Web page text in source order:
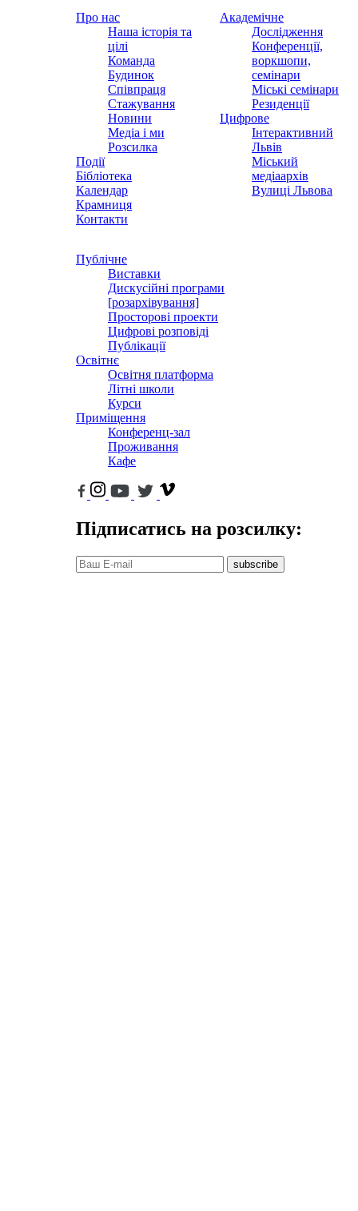
Про нас
Наша історія та
цілі
Команда
Будинок
Співпраця
Стажування
Новини
Медіа і ми
Розсилка
Події
Бібліотека
Календар
Крамниця
Контакти
Академічне
Дослідження
Конференції,
воркшопи,
семінари
Міські семінари
Резиденції
Цифрове
Інтерактивний
Львів
Міський
медіаархів
Вулиці Львова
Публічне
Виставки
Дискусійні програми
[розархівування]
Просторові проекти
Цифрові розповіді
Публікації
Освітнє
Освітня платформа
Літні школи
Курси
Приміщення
Конференц-зал
Проживання
Кафе
Підписатись на розсилку:
subscribe